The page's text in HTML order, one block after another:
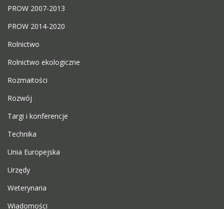
PROW 2007-2013
PROW 2014-2020
Rolnictwo
Rolnictwo ekologiczne
Rozmaitości
Rozwój
Targi i konferencje
Technika
Unia Europejska
Urzędy
Weterynaria
Wiadomości